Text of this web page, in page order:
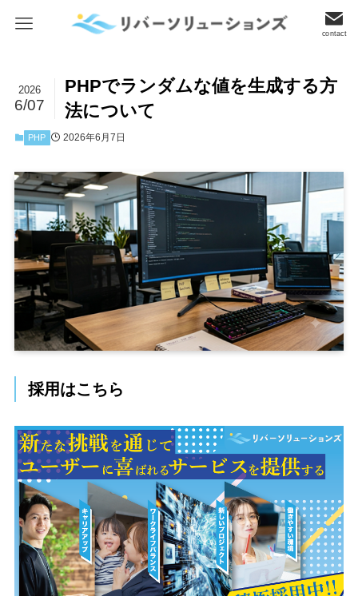
contact
PHPでランダムな値を生成する方
法について
2026
6/07
PHP 2026年6月7日
採用はこちら